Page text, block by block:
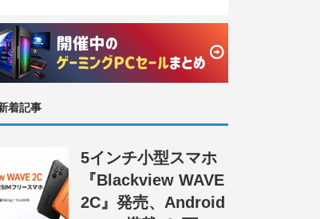
SALE 奥義』開
催、セール情報
まとめ
着記事
5インチ小型スマホ
『Blackview WAVE
2C』発売、Android